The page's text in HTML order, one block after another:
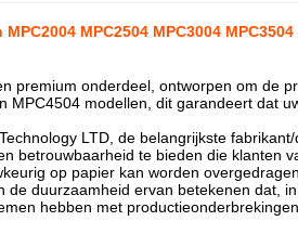
MPC2504 MPC3004 MPC3504
premium onderdeel, ontworpen om de
MPC4504 modellen, dit garandeert dat
LTD, de belangrijkste
betrouwbaarheid te bieden die klanten
op papier kan worden
duurzaamheid ervan betekenen dat,
hebben met